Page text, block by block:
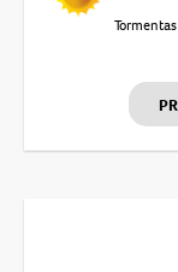
Tormentas